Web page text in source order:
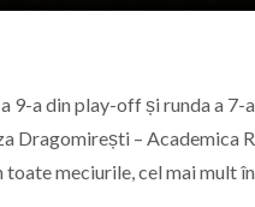
9-a din play-off și runda a
Dragomirești – Academica
meciurile, cel mai mult